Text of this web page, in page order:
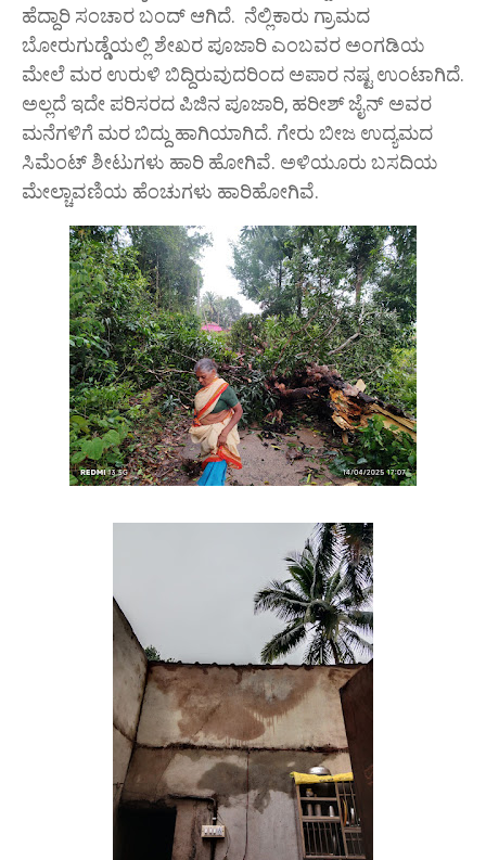
ಹೆದ್ದಾರಿ ಸಂಚಾರ ಬಂದ್ ಆಗಿದೆ. ನೆಲ್ಲಿಕಾರು ಗ್ರಾಮದ
ಬೋರುಗುಡ್ಡೆಯಲ್ಲಿ ಶೇಖರ ಪೂಜಾರಿ ಎಂಬವರ ಅಂಗಡಿಯ
ಮೇಲೆ ಮರ ಉರುಳಿ ಬಿದ್ದಿರುವುದರಿಂದ ಅಪಾರ ನಷ್ಟ ಉಂಟಾಗಿದೆ.
ಅಲ್ಲದೆ ಇದೇ ಪರಿಸರದ ಪಿಜಿನ ಪೂಜಾರಿ, ಹರೀಶ್ ಜೈನ್ ಅವರ
ಮನೆಗಳಿಗೆ ಮರ ಬಿದ್ದು ಹಾಗಿಯಾಗಿದೆ. ಗೇರು ಬೀಜ ಉದ್ಯಮದ
ಸಿಮೆಂಟ್ ಶೀಟುಗಳು ಹಾರಿ ಹೋಗಿವೆ. ಅಳಿಯೂರು ಬಸದಿಯ
ಮೇಲ್ಚಾವಣಿಯ ಹೆಂಚುಗಳು ಹಾರಿಹೋಗಿವೆ.